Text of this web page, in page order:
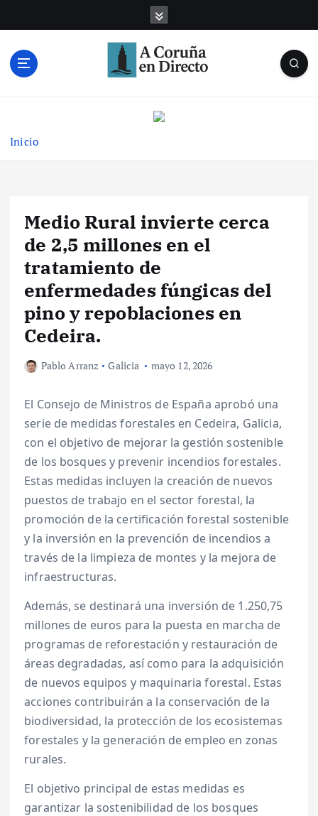
Inicio
Medio Rural invierte cerca
de 2,5 millones en el
tratamiento de
enfermedades fúngicas del
pino y repoblaciones en
Cedeira.
Pablo Arranz Galicia mayo 12, 2026
El Consejo de Ministros de España aprobó una
serie de medidas forestales en Cedeira, Galicia,
con el objetivo de mejorar la gestión sostenible
de los bosques y prevenir incendios forestales.
Estas medidas incluyen la creación de nuevos
puestos de trabajo en el sector forestal, la
promoción de la certificación forestal sostenible
y la inversión en la prevención de incendios a
través de la limpieza de montes y la mejora de
infraestructuras.
Además, se destinará una inversión de 1.250,75
millones de euros para la puesta en marcha de
programas de reforestación y restauración de
áreas degradadas, así como para la adquisición
de nuevos equipos y maquinaria forestal. Estas
acciones contribuirán a la conservación de la
biodiversidad, la protección de los ecosistemas
forestales y la generación de empleo en zonas
rurales.
El objetivo principal de estas medidas es
garantizar la sostenibilidad de los bosques